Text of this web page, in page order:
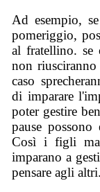
Ad esempio,
pomeriggio,
al fratellino. se
non
caso
di imparare
poter gestire
pause
Così i figli
imparano a
pensare agli altri.